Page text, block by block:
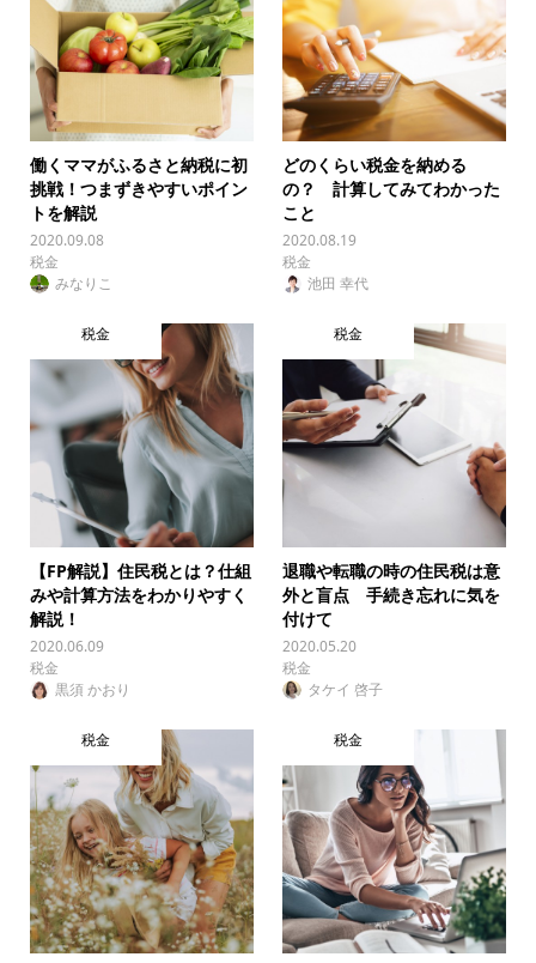
働くママがふるさと納税に初
挑戦！つまずきやすいポイン
トを解説
2020.09.08
税金
みなりこ
どのくらい税金を納める
の？ 計算してみてわかった
こと
2020.08.19
税金
池田 幸代
税金
【FP解説】住民税とは？仕組
みや計算方法をわかりやすく
解説！
2020.06.09
税金
黒須 かおり
税金
退職や転職の時の住民税は意
外と盲点 手続き忘れに気を
付けて
2020.05.20
税金
タケイ 啓子
税金 税金